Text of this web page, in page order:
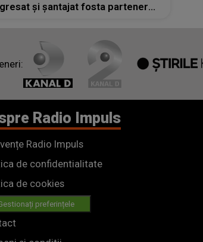
și șantajat fosta parteneră:
Radio Impuls
Radio Impuls
de confidentialitate
de cookies
preferințele